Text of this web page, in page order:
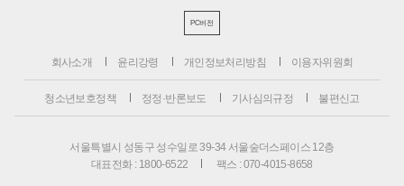
PC버전
회사소개 윤리강령 개인정보처리방침 이용자위원회
청소년보호정책 정정·반론보도 기사심의규정 불편신고
서울특별시 성동구 성수일로 39-34 서울숲더스페이스 12층
대표전화 : 1800-6522
팩스 : 070-4015-8658